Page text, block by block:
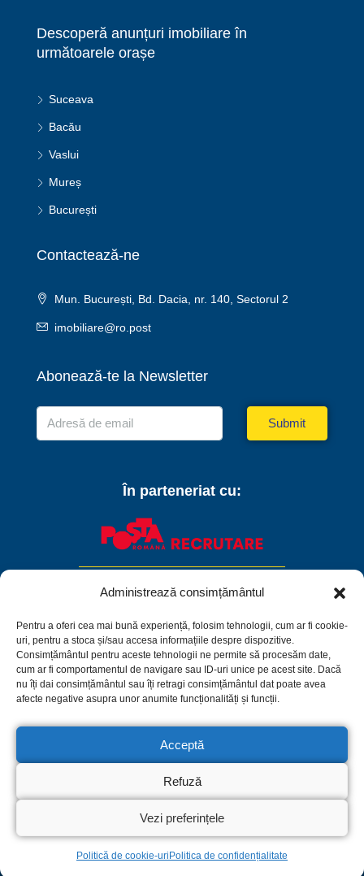
Administrează consimțământul
Pentru a oferi cea mai bună experiență, folosim tehnologii, cum ar fi cookie-
uri, pentru a stoca și/sau accesa informațiile despre dispozitive.
Consimțământul pentru aceste tehnologii ne permite să procesăm date,
cum ar fi comportamentul de navigare sau ID-uri unice pe acest site. Dacă
nu îți dai consimțământul sau îți retragi consimțământul dat poate avea
afecte negative asupra unor anumite funcționalități și funcții.
Acceptă
Refuză
Vezi preferințele
Politică de cookie-uri Politica de confidențialitate
Descoperă anunțuri imobiliare în
următoarele orașe
Suceava
Bacău
Vaslui
Mureș
București
Contactează-ne
Mun. București, Bd. Dacia, nr. 140, Sectorul 2
imobiliare@ro.post
Abonează-te la Newsletter
Submit
În parteneriat cu:
Facebook Linkedin Instagram
Politica de confidențialitate
Termeni și condiții
Politică de cookie-uri
© 2026 C.N. Poșta Română S.A.